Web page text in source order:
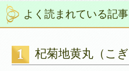
よく読まれている記事
杞菊地黄丸（こぎ